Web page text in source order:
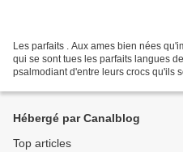
Les parfaits . Aux ames bien nées
qui se sont tues les parfaits langues
psalmodiant d'entre leurs crocs qu'ils
Hébergé par Canalblog
Top articles